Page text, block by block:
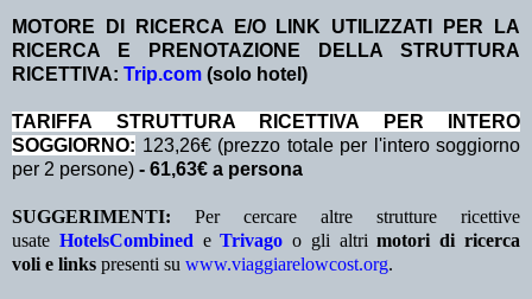
MOTORE DI RICERCA E/O LINK UTILIZZATI PER LA
RICERCA E PRENOTAZIONE DELLA STRUTTURA
RICETTIVA: Trip.com (solo hotel)
TA RIFFA STRUTTURA RICETTIVA PER INTERO
SOGGIORNO: 123,26€ (prezzo totale per l'intero soggiorno
per 2 persone) - 61,63€ a persona
SUGGERIMENTI: Per cercare altre strutture ricettive
usate HotelsCombined eTrivago o gli altrimotori di ricerca
voli e links presenti su www.viaggiarelowcost.org.